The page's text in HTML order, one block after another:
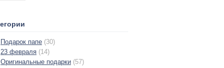
Подарок папе (30)
23 февраля (14)
Оригинальные подарки (57)